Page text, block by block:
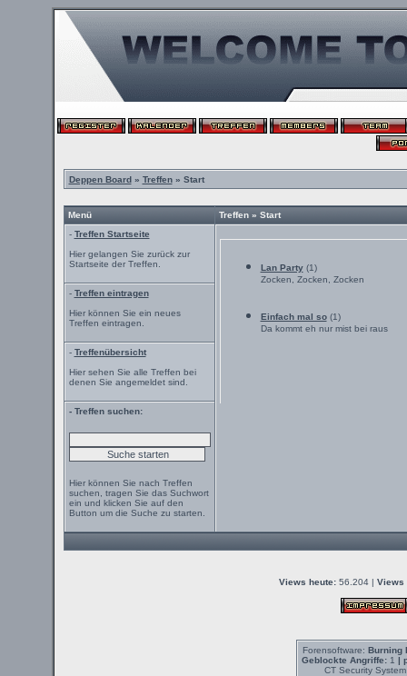
Deppen Board» Treffen» Start
Menü
Treffen » Start
- Treffen Startseite
Hier gelangen Sie zurück zur
Startseite der Treffen.
Lan Party(1)
Zocken, Zocken, Zocken
Einfach mal so(1)
Da kommt eh nur mist bei raus
- Treffen eintragen
Hier können Sie ein neues
Treffen eintragen.
- Treffenübersicht
Hier sehen Sie alle Treffen bei
denen Sie angemeldet sind.
- Treffen suchen:
Hier können Sie nach Treffen
suchen, tragen Sie das Suchwort
ein und klicken Sie auf den
Button um die Suche zu starten.
Views heute: 56.204 | Views
Forensoftware: Burning
Geblockte Angriffe:1 |
CT Security